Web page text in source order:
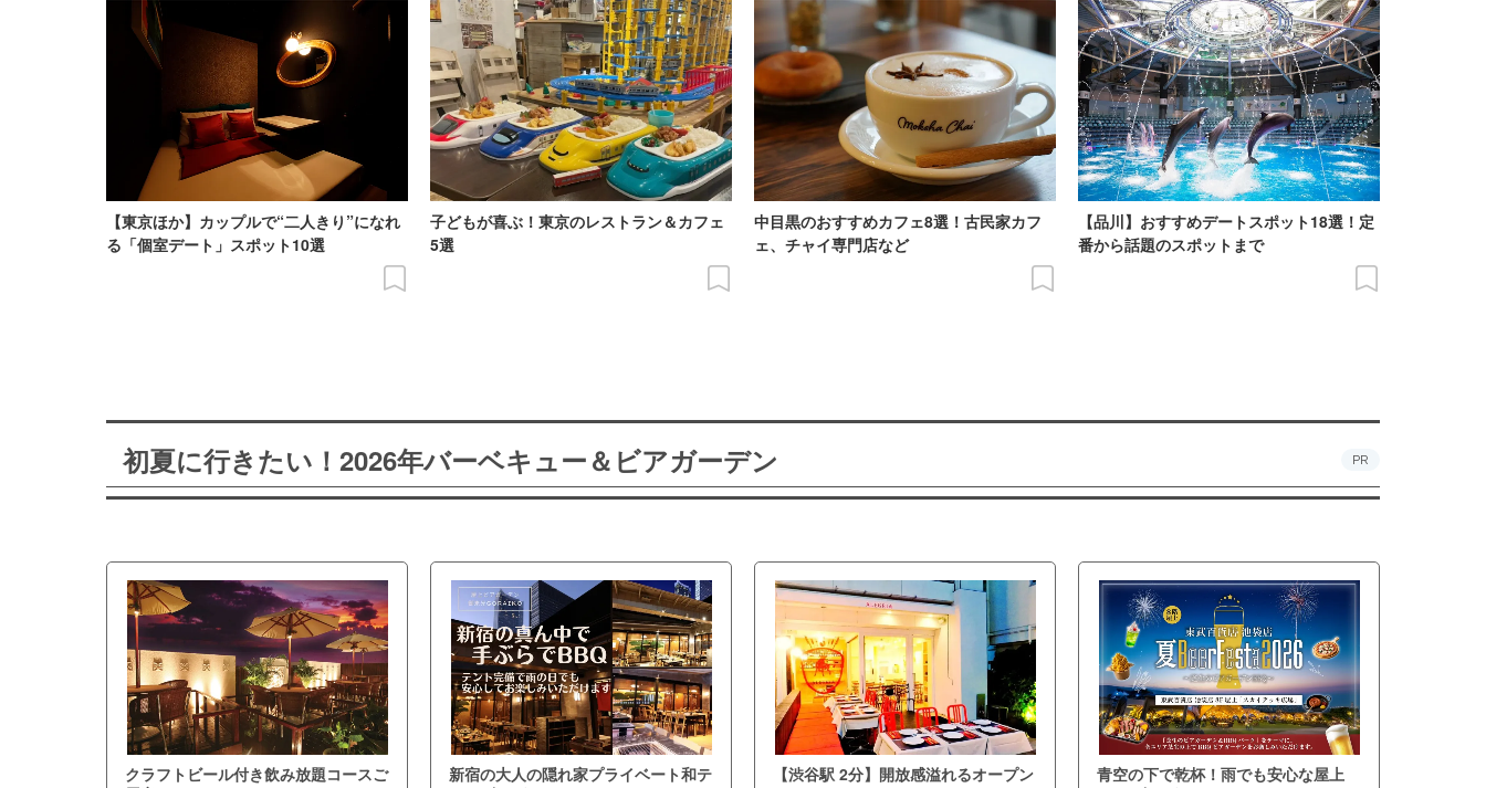
【東京ほか】カップルで“二人きり”になれ
る「個室デート」スポット10選
子どもが喜ぶ！東京のレストラン＆カフェ
5選
中目黒のおすすめカフェ8選！古民家カフ
ェ、チャイ専門店など
【品川】おすすめデートスポット18選！定
番から話題のスポットまで
初夏に行きたい！2026年バーベキュー＆ビアガーデン PR
クラフトビール付き飲み放題コースご
新宿の大人の隠れ家プライベート和テ
【渋谷駅 2分】開放感溢れるオープン
青空の下で乾杯！雨でも安心な屋上